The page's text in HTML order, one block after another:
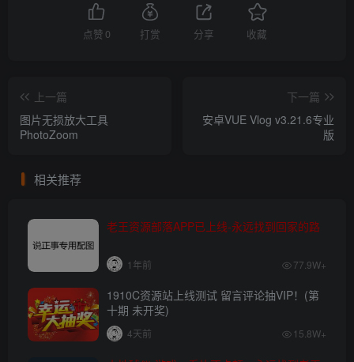
点赞 0 打赏 分享 收藏
上一篇
图片无损放大工具
PhotoZoom
下一篇
安卓VUE Vlog v3.21.6专业
版
相关推荐
老王资源部落APP已上线-永远找到回家的路
1年前 77.9W+
1910C资源站上线测试 留言评论抽VIP！(第
十期 未开奖)
4天前 15.8W+